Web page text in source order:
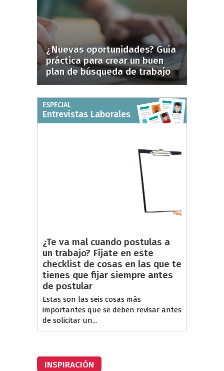
¿Nuevas oportunidades? Guía
práctica para crear un buen
plan de búsqueda de trabajo
ESPECIAL
Entrevistas Laborales
¿Te va mal cuando postulas a
un trabajo? Fíjate en este
checklist de cosas en las que te
tienes que fijar siempre antes
de postular
Estas son las seis cosas más
importantes que se deben revisar antes
de solicitar un...
INSPIRACIÓN